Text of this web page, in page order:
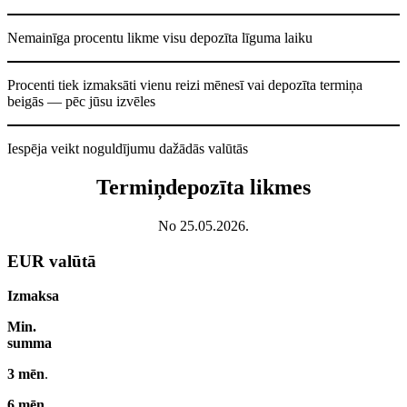
Nemainīga procentu likme visu depozīta līguma laiku
Procenti tiek izmaksāti vienu reizi mēnesī vai depozīta termiņa
beigās — pēc jūsu izvēles
Iespēja veikt noguldījumu dažādās valūtās
Termiņdepozīta likmes
No 25.05.2026.
EUR valūtā
Izmaksa
Min.
summa
3 mēn.